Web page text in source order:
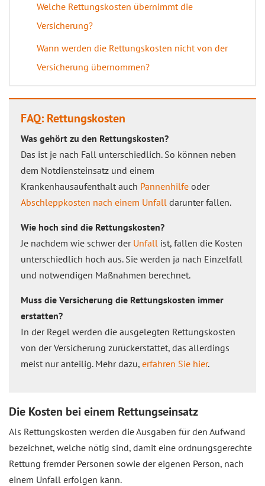
Welche Rettungskosten übernimmt die
Versicherung?
Wann werden die Rettungskosten nicht von der
Versicherung übernommen?
FAQ: Rettungskosten
Was gehört zu den Rettungskosten?
Das ist je nach Fall unterschiedlich. So können neben
dem Notdiensteinsatz und einem
Krankenhausaufenthalt auch Pannenhilfe oder
Abschleppkosten nach einem Unfall darunter fallen.
Wie hoch sind die Rettungskosten?
Je nachdem wie schwer der Unfall ist, fallen die Kosten
unterschiedlich hoch aus. Sie werden ja nach Einzelfall
und notwendigen Maßnahmen berechnet.
Muss die Versicherung die Rettungskosten immer
erstatten?
In der Regel werden die ausgelegten Rettungskosten
von der Versicherung zurückerstattet, das allerdings
meist nur anteilig. Mehr dazu, erfahren Sie hier.
Die Kosten bei einem Rettungseinsatz
Als Rettungskosten werden die Ausgaben für den Aufwand
bezeichnet, welche nötig sind, damit eine ordnungsgerechte
Rettung fremder Personen sowie der eigenen Person, nach
einem Unfall erfolgen kann.